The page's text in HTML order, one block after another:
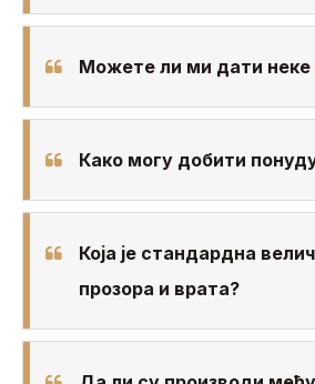
Можете ли ми дати неке
Како могу добити
Која је стандардна
прозора и врата?